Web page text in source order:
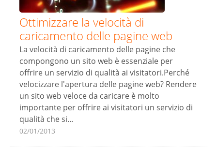
Ottimizzare la velocità di
caricamento delle pagine web
La velocità di caricamento delle pagine che
compongono un sito web è essenziale per
offrire un servizio di qualità ai visitatori.Perché
velocizzare l'apertura delle pagine web? Rendere
un sito web veloce da caricare è molto
importante per offrire ai visitatori un servizio di
qualità che si...
02/01/2013